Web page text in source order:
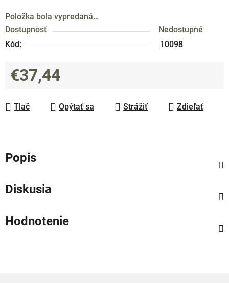
Položka bola vypredaná…
Dostupnosť
Nedostupné
Kód:
10098
€37,44
Tlač
Opýtať sa Strážiť Zdieľať
Popis
Diskusia
Hodnotenie